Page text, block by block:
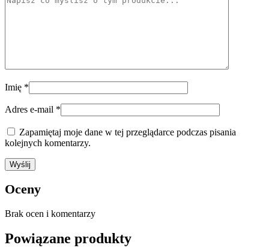
Imię *
Adres e-mail *
Zapamiętaj moje dane w tej przeglądarce podczas pisania
kolejnych komentarzy.
Oceny
Brak ocen i komentarzy
Powiązane produkty